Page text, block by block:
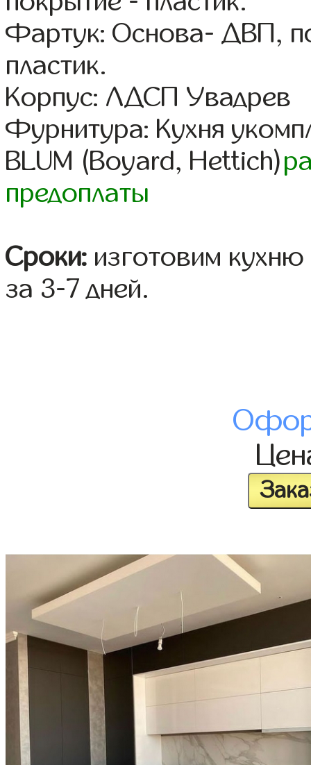
Фартук: Основа- ДВП,
пластик.
Корпус: ЛДСП Увадрев
Фурнитура: Кухня
BLUM (Boyard, Hettich)
предоплаты
Сроки: изготовим
за 3-7 дней.